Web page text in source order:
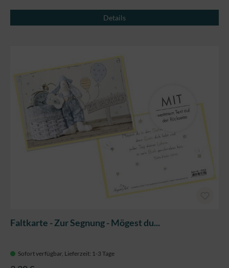
Details
Faltkarte - Zur Segnung - Mögest du...
Sofort verfügbar, Lieferzeit: 1-3 Tage